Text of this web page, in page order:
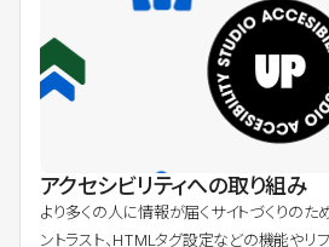
アクセシビリティへの取り組み
より多くの人に情報が届くサイトづくりのた
ントラスト、HTMLタグ設定などの機能やリ